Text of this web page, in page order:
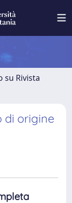
su Rivista
di origine